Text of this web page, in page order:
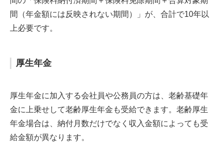
間（年金額には反映されない期間）」が、合計で10年以
上必要です。
厚生年金
厚生年金に加入する会社員や公務員の方は、老齢基礎年
金に上乗せして老齢厚生年金も受給できます。老齢厚生
年金場合は、納付月数だけでなく収入金額によっても受
給金額が異なります。